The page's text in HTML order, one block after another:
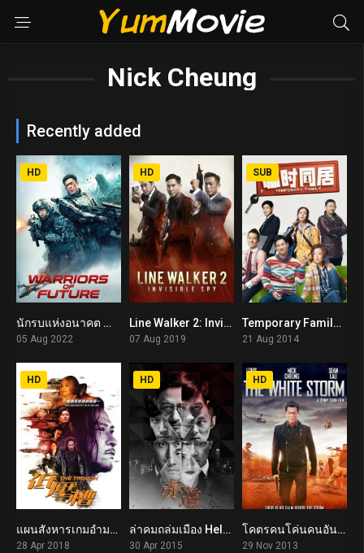
Nick Cheung
Recently added
6.1
HD
นักรบแห่งอนาคต Warriors of Future (2022)
05 Aug 2022
6
HD
Line Walker 2: Invisible Spy (2019)
07 Aug 2019
5.5
SUB
Temporary Family (2014)
21 Aug 2014
4.6
HD
แผนสังหารเกมอำมหิต The Trough (2018)
28 Apr 2018
5.6
HD
ล่าคมถล่มเมือง Helios (2015)
30 Apr 2015
6.6
HD
โคตรคนโค่นคนอันตราย The White Storm (2013)
29 Nov 2013